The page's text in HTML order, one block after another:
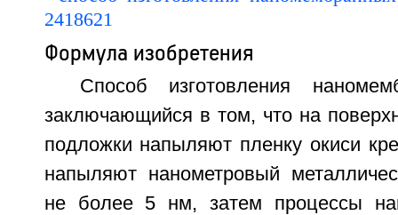
Формула изобретения
Способ изготовления
заключающийся в том, что на
подложки напыляют пленку окиси
напыляют нанометровый
не более 5 нм, затем процессы